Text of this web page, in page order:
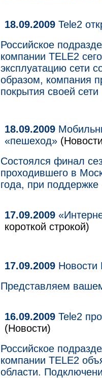
18.09.2009 Tele2
Российское
компании TELE2
эксплуатацию сети
образом, компания
покрытия своей
18.09.2009
«пешеход»
Состоялся финал
проходившего в
года, при
17.09.2009
короткой строкой)
17.09.2009 Новости
Представляем
16.09.2009 Tele2
(Новости)
Российское
компании TELE2
области.